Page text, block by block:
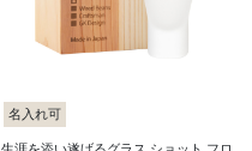
名入れ可